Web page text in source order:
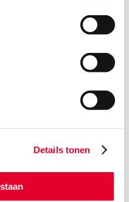
Details tonen